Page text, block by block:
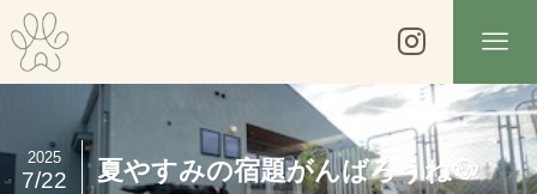
夏やすみの宿題がんばろうね🐶
2025
7/22